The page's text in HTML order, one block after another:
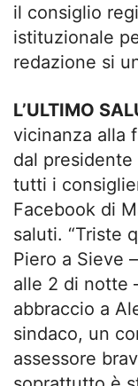
il consiglio
istituzionale
redazione si
L’ULTIMO
vicinanza alla
dal
tutti i
Facebook di
saluti. “Triste
Piero a Sieve
alle 2 di notte
abbraccio a
sindaco, un
assessore